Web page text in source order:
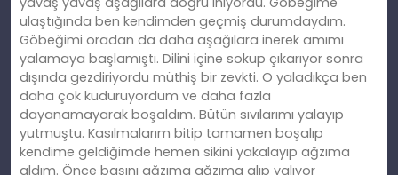
ulaştığında ben kendimden geçmiş durumdaydım.
Göbeğimi oradan da daha aşağılara inerek amımı
yalamaya başlamıştı. Dilini içine sokup çıkarıyor sonra
dışında gezdiriyordu müthiş bir zevkti. O yaladıkça ben
daha çok kuduruyordum ve daha fazla
dayanamayarak boşaldım. Bütün sıvılarımı yalayıp
yutmuştu. Kasılmalarım bitip tamamen boşalıp
kendime geldiğimde hemen sikini yakalayıp ağzıma
aldım. Önce başını ağzıma ağzıma alıp yalıyor